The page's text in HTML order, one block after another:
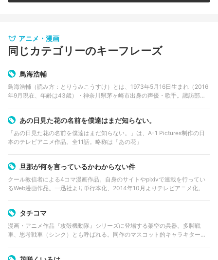
アニメ・漫画
同じカテゴリーのキーフレーズ
鳥海浩輔
鳥海浩輔（読み方：とりうみこうすけ）とは、1973年5月16日生まれ（2016
年9月現在、年齢は43歳）・神奈川県茅ヶ崎市出身の声優・歌手。諏訪部順
あの日見た花の名前を僕達はまだ知らない。
「あの日見た花の名前を僕達はまだ知らない。」は、A-1 Pictures制作の日
本のテレビアニメ作品。全11話。略称は「あの花」
旦那が何を言っているかわからない件
クール教信者による4コマ漫画作品。自身のサイトやpixivで連載を行ってい
るWeb漫画作品。一迅社より単行本化、2014年10月よりテレビアニメ化。
タチコマ
漫画・アニメ作品『攻殻機動隊』シリーズに登場する架空の兵器。多脚戦
車、思考戦車（シンク）とも呼ばれる。同作のマスコット的キャラキターで